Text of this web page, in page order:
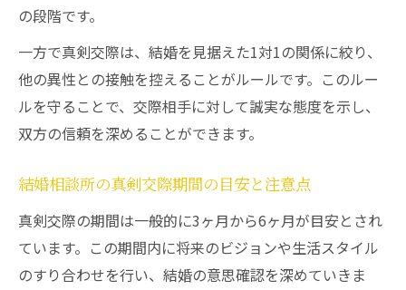
の段階です。
一方で真剣交際は、結婚を見据えた1対1の関係に絞り、
他の異性との接触を控えることがルールです。このルー
ルを守ることで、交際相手に対して誠実な態度を示し、
双方の信頼を深めることができます。
結婚相談所の真剣交際期間の目安と注意点
真剣交際の期間は一般的に3ヶ月から6ヶ月が目安とされ
ています。この期間内に将来のビジョンや生活スタイル
のすり合わせを行い、結婚の意思確認を深めていきま